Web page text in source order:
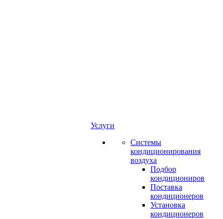
Услуги
Системы
кондиционирования
воздуха
Подбор
кондициониров
Поставка
кондиционеров
Установка
кондиционеров